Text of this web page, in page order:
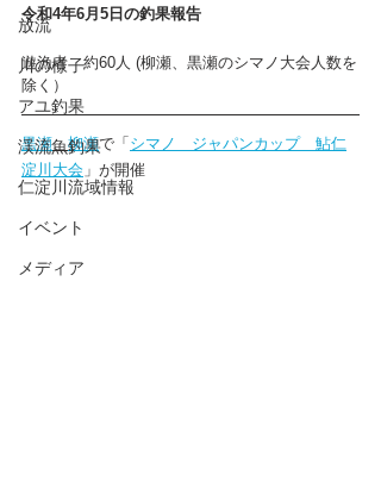
放流
川の様子
アユ釣果
渓流魚釣果
仁淀川流域情報
イベント
メディア
令和4年6月5日の釣果報告
遊漁者　約60人 (柳瀬、黒瀬のシマノ大会人数を
除く）
黒瀬、柳瀬で「 シマノ　ジャパンカップ　鮎仁
淀川大会 」が開催